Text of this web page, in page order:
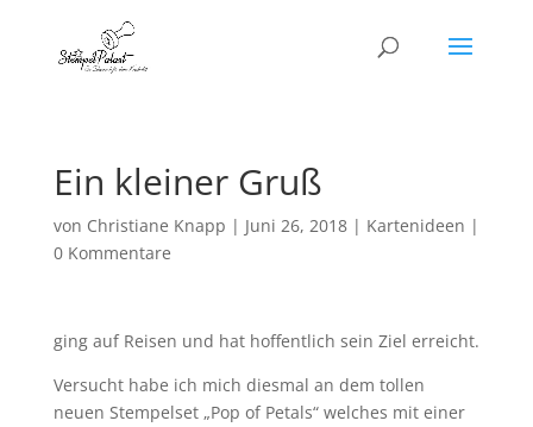
Ein kleiner Gruß
von Christiane Knapp | Juni 26, 2018| Kartenideen |
0 Kommentare
ging auf Reisen und hat hoffentlich sein Ziel erreicht.
Versucht habe ich mich diesmal an dem tollen
neuen Stempelset „Pop of Petals“ welches mit einer